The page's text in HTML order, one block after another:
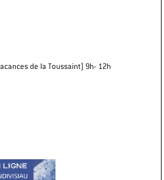
de la Toussaint) 9h- 12h